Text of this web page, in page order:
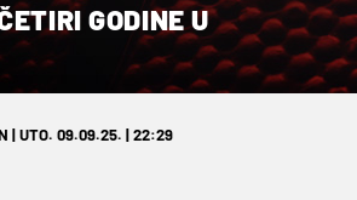
GODINE U
| UTO. 09.09.25. | 22:29